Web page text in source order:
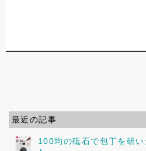
最近の記事
100均の砥石で包丁を研